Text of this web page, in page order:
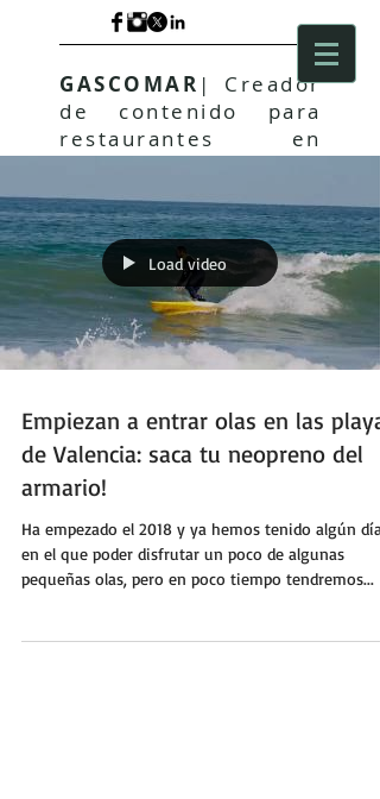
GASCOMAR | Creador
de contenido para
restaurantes en
y vídeo editorial y
para el sector
inmobiliario
Load video
Empiezan a entrar olas en las
de Valencia: saca tu neopreno del
armario!
Ha empezado el 2018 y ya hemos tenido algún día
en el que poder disfrutar un poco de algunas
pequeñas olas, pero en poco tiempo tendremos...